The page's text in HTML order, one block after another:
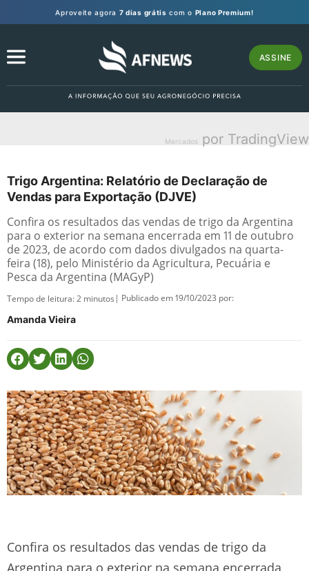
Aproveite agora 7 dias grátis com o Plano Premium!
ASSINE
Mercados por TradingView
Trigo Argentina: Relatório de Declaração de
Vendas para Exportação (DJVE)
Confira os resultados das vendas de trigo da Argentina
para o exterior na semana encerrada em 11 de outubro
de 2023, de acordo com dados divulgados na quarta-
feira (18), pelo Ministério da Agricultura, Pecuária e
Pesca da Argentina (MAGyP)
Tempo de leitura:2 minutos | Publicado em 19/10/2023 por:
Amanda Vieira
Confira os resultados das vendas de trigo da
Argentina para o exterior na semana encerrada